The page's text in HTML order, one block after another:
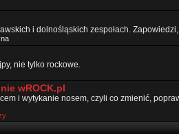
i dolnośląskich zespołach.
nie tylko rockowe.
wROCK.pl
i wytykanie nosem, czyli co zmienić,